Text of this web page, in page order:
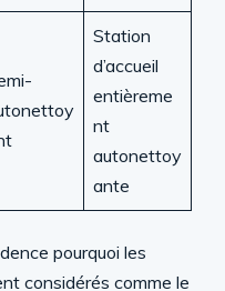
Station
d’accueil
entièreme
nt
autonettoy
ante
pourquoi les
considérés comme le